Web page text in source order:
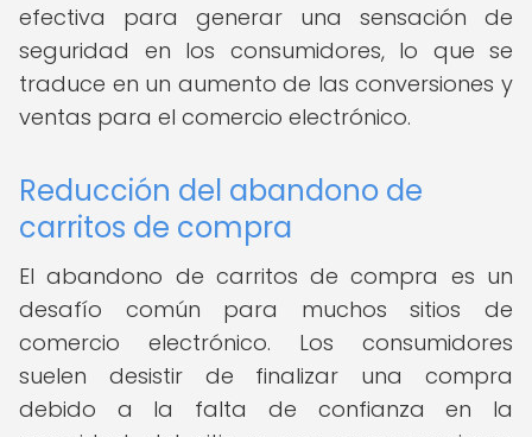
efectiva para generar una sensación de
seguridad en los consumidores, lo que se
traduce en un aumento de las conversiones y
ventas para el comercio electrónico.
Reducción del abandono de
carritos de compra
El abandono de carritos de compra es un
desafío común para muchos sitios de
comercio electrónico. Los consumidores
suelen desistir de finalizar una compra
debido a la falta de confianza en la